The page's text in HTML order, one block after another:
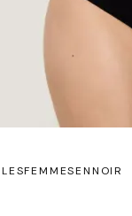
LESFEMMESENNOIR